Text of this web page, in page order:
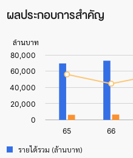
ผลประกอบการสำคัญ
รายได้รวม (ล้านบาท)